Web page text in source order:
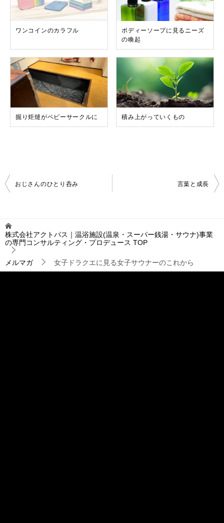
ワンコインのカラフル
ボディーソープに見るニーズ
の喚起
掘り炬燵がベビーサークルに 積み上がっていくもの
投
稿
ゲ
ー
シ
ョ
ン
おじさんのひとり呑み 言葉と成長
株式会社アクトパス｜温浴施設(温泉・スーパー銭湯・サウナ)事業
の専門コンサルティング・プロデュース TOP
メルマガ 女子ドラクエに見る女子サウナーのこれから